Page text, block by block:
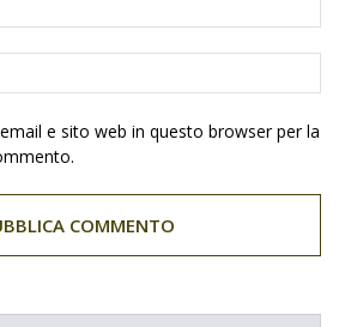
e sito web in questo browser per la